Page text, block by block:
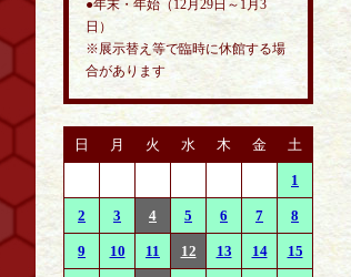
●年末・年始（12月29日～1月3
日）
※展示替え等で臨時に休館する場
合があります
日 月 火 水 木 金 土
1
2 3 4 5 6 7 8
9 10 11 12 13 14 15